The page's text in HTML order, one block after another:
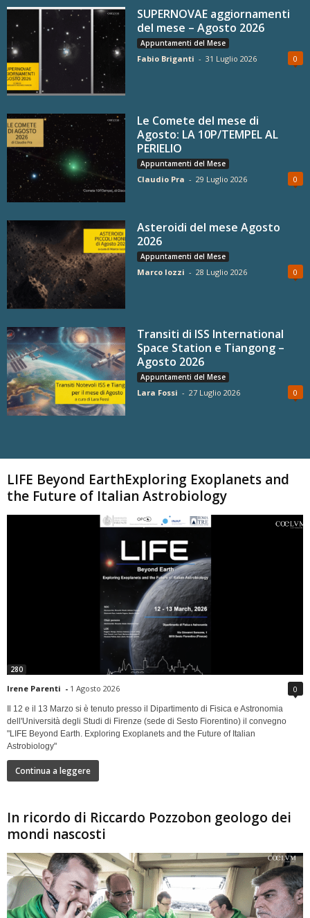
SUPERNOVAE aggiornamenti
del mese – Agosto 2026
Appuntamenti del Mese
Fabio Briganti - 31 Luglio 2026 0
Le Comete del mese di
Agosto: LA 10P/TEMPEL AL
PERIELIO
Appuntamenti del Mese
Claudio Pra - 29 Luglio 2026 0
Asteroidi del mese Agosto
2026
Appuntamenti del Mese
Marco Iozzi - 28 Luglio 2026 0
Transiti di ISS International
Space Station e Tiangong –
Agosto 2026
Appuntamenti del Mese
Lara Fossi - 27 Luglio 2026 0
LIFE Beyond EarthExploring Exoplanets and
the Future of Italian Astrobiology
280
Irene Parenti - 1 Agosto 2026 0
Il 12 e il 13 Marzo si è tenuto presso il Dipartimento di Fisica e Astronomia
dell'Università degli Studi di Firenze (sede di Sesto Fiorentino) il convegno
"LIFE Beyond Earth. Exploring Exoplanets and the Future of Italian
Astrobiology"
Continua a leggere
In ricordo di Riccardo Pozzobon geologo dei
mondi nascosti